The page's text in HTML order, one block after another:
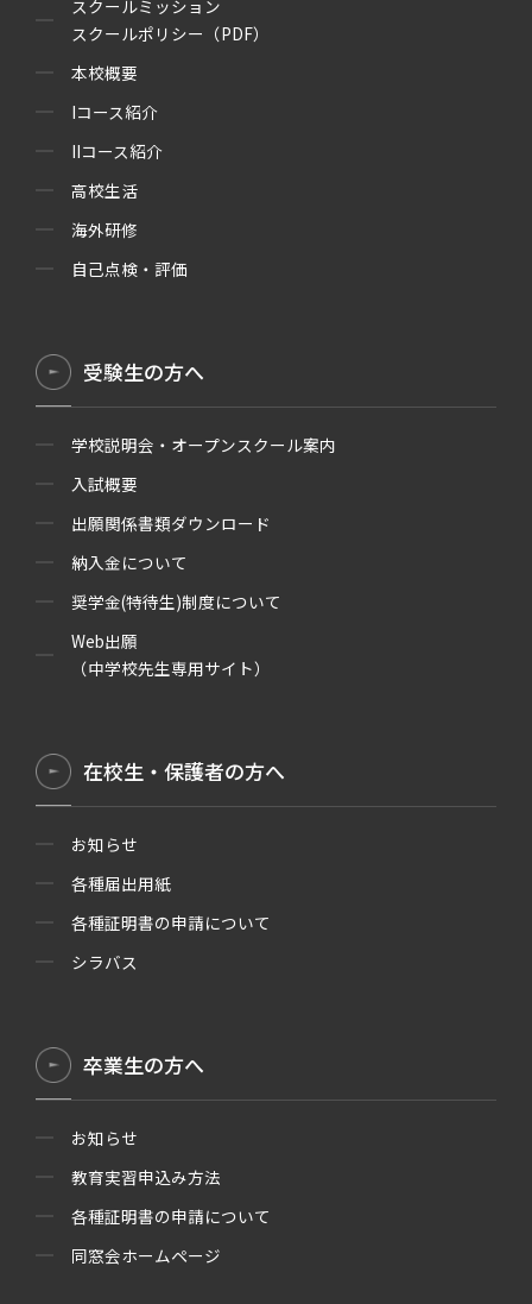
スクールミッション
スクールポリシー（PDF）
本校概要
Iコース紹介
IIコース紹介
高校生活
海外研修
自己点検・評価
受験生の方へ
学校説明会・オープンスクール案内
入試概要
出願関係書類ダウンロード
納入金について
奨学金(特待生)制度について
Web出願
（中学校先生専用サイト）
在校生・保護者の方へ
お知らせ
各種届出用紙
各種証明書の申請について
シラバス
卒業生の方へ
お知らせ
教育実習申込み方法
各種証明書の申請について
同窓会ホームページ